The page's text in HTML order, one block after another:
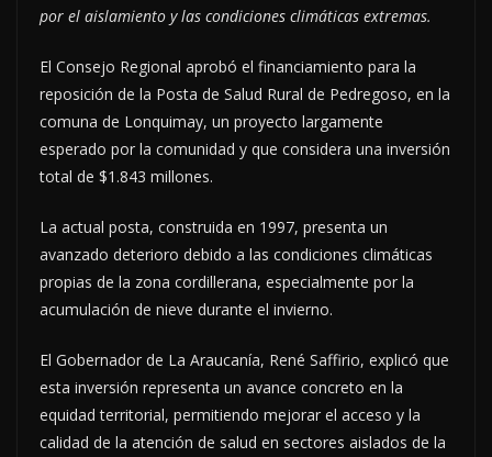
por el aislamiento y las condiciones climáticas extremas.
El Consejo Regional aprobó el financiamiento para la
reposición de la Posta de Salud Rural de Pedregoso, en la
comuna de Lonquimay, un proyecto largamente
esperado por la comunidad y que considera una inversión
total de $1.843 millones.
La actual posta, construida en 1997, presenta un
avanzado deterioro debido a las condiciones climáticas
propias de la zona cordillerana, especialmente por la
acumulación de nieve durante el invierno.
El Gobernador de La Araucanía, René Saffirio, explicó que
esta inversión representa un avance concreto en la
equidad territorial, permitiendo mejorar el acceso y la
calidad de la atención de salud en sectores aislados de la